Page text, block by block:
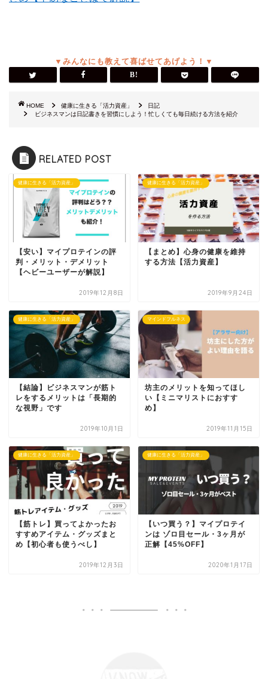
HOME 健康に生きる「活力資産」
日記
ビジネスマンは日記書きを習慣にしよう！忙しくても毎日続ける方法を紹介
RELATED POST
健康に生きる「活力資産」
【安い】マイプロテインの評
判・メリット・デメリット
【ヘビーユーザーが解説】
2019年12月8日
健康に生きる「活力資産」
【まとめ】心身の健康を維持
する方法【活力資産】
2019年9月24日
健康に生きる「活力資産」
【結論】ビジネスマンが筋ト
レをするメリットは「長期的
な視野」です
2019年10月1日
マインドフルネス
坊主のメリットを知ってほし
い【ミニマリストにおすす
め】
2019年11月15日
健康に生きる「活力資産」
【筋トレ】買ってよかったお
すすめアイテム・グッズまと
め【初心者も使うべし】
2019年12月3日
健康に生きる「活力資産」
【いつ買う？】マイプロテイ
ンは ゾロ目セール・3ヶ月が
正解【45%OFF】
2020年1月17日